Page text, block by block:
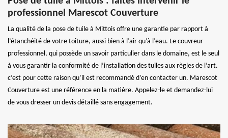
professionnel Marescot Couverture
La qualité de la pose de tuile à Mittois offre une garantie par rapport à
l’étanchéité de votre toiture, aussi bien à l’air qu’à l’eau. Le couvreur
professionnel, qui possède un savoir particulier dans le domaine, est le seul
à vous garantir la conformité de l’installation des tuiles aux règles de l’art.
c’est pour cette raison qu’il est recommandé d’en contacter un. Marescot
Couverture est une référence en la matière. Appelez-le et demandez-lui
de vous dresser un devis détaillé sans engagement.